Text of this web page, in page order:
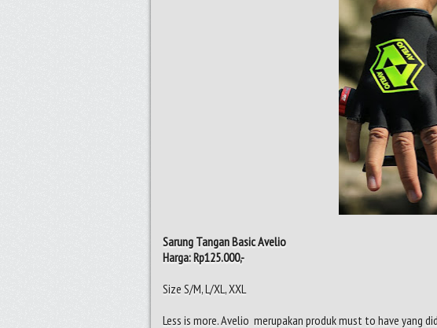
Sarung Tangan Basic Avelio
Harga: Rp125.000,-
Size S/M, L/XL, XXL
Less is more. Avelio merupakan produk must to have yang